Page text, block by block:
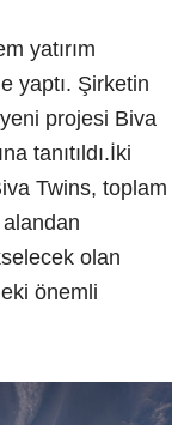
yatırım
yaptı. Şirketin
projesi Biva
tanıtıldı.İki
Twins, toplam
olan
önemli